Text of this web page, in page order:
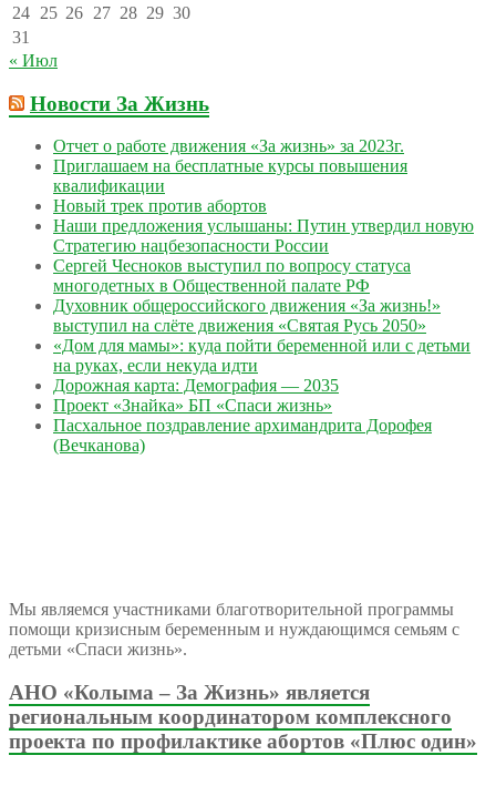
24 25 26 27 28 29 30
31
« Июл
Новости За Жизнь
Отчет о работе движения «За жизнь» за 2023г.
Приглашаем на бесплатные курсы повышения
квалификации
Новый трек против абортов
Наши предложения услышаны: Путин утвердил новую
Стратегию нацбезопасности России
Сергей Чесноков выступил по вопросу статуса
многодетных в Общественной палате РФ
Духовник общероссийского движения «За жизнь!»
выступил на слёте движения «Святая Русь 2050»
«Дом для мамы»: куда пойти беременной или с детьми
на руках, если некуда идти
Дорожная карта: Демография — 2035
Проект «Знайка» БП «Спаси жизнь»
Пасхальное поздравление архимандрита Дорофея
(Вечканова)
Мы являемся участниками благотворительной программы
помощи кризисным беременным и нуждающимся семьям с
детьми «Спаси жизнь».
АНО «Колыма – За Жизнь» является
региональным координатором комплексного
проекта по профилактике абортов «Плюс один»